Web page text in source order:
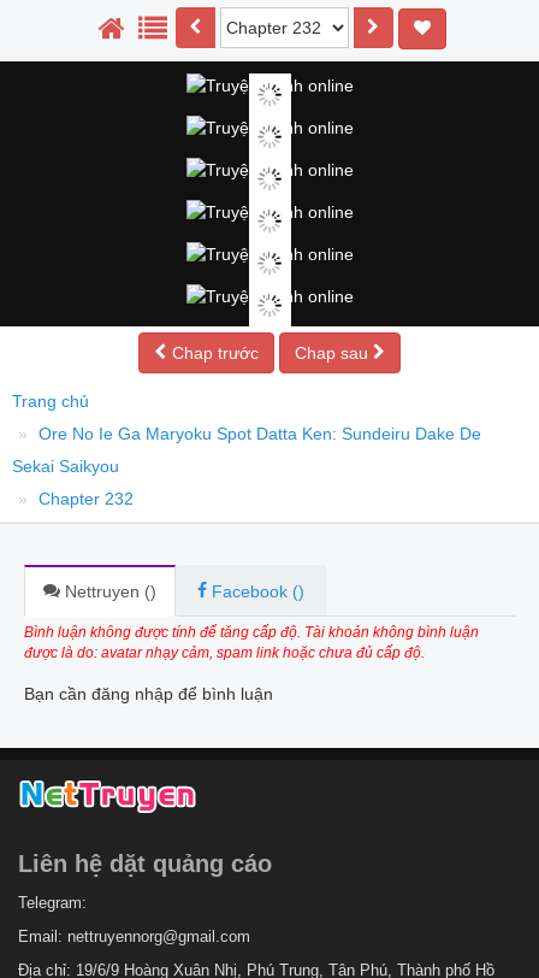
Chap trước Chap sau
Trang chủ
Ore No Ie Ga Maryoku Spot Datta Ken: Sundeiru Dake De
Sekai Saikyou
Chapter 232
Nettruyen () Facebook ()
Bình luận không được tính để tăng cấp độ. Tài khoản không bình luận
được là do: avatar nhạy cảm, spam link hoặc chưa đủ cấp độ.
Bạn cần đăng nhập để bình luận
Liên hệ dặt quảng cáo
Telegram:
Email: nettruyennorg@gmail.com
Địa chỉ: 19/6/9 Hoàng Xuân Nhị, Phú Trung, Tân Phú, Thành phố Hồ